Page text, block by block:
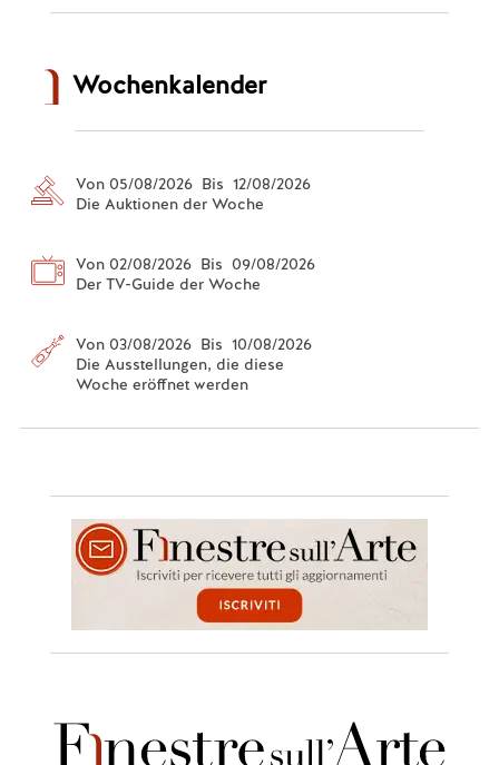
Wochenkalender
Von 05/08/2026 Bis 12/08/2026
Die Auktionen der Woche
Von 02/08/2026 Bis 09/08/2026
Der TV-Guide der Woche
Von 03/08/2026 Bis 10/08/2026
Die Ausstellungen, die diese
Woche eröffnet werden